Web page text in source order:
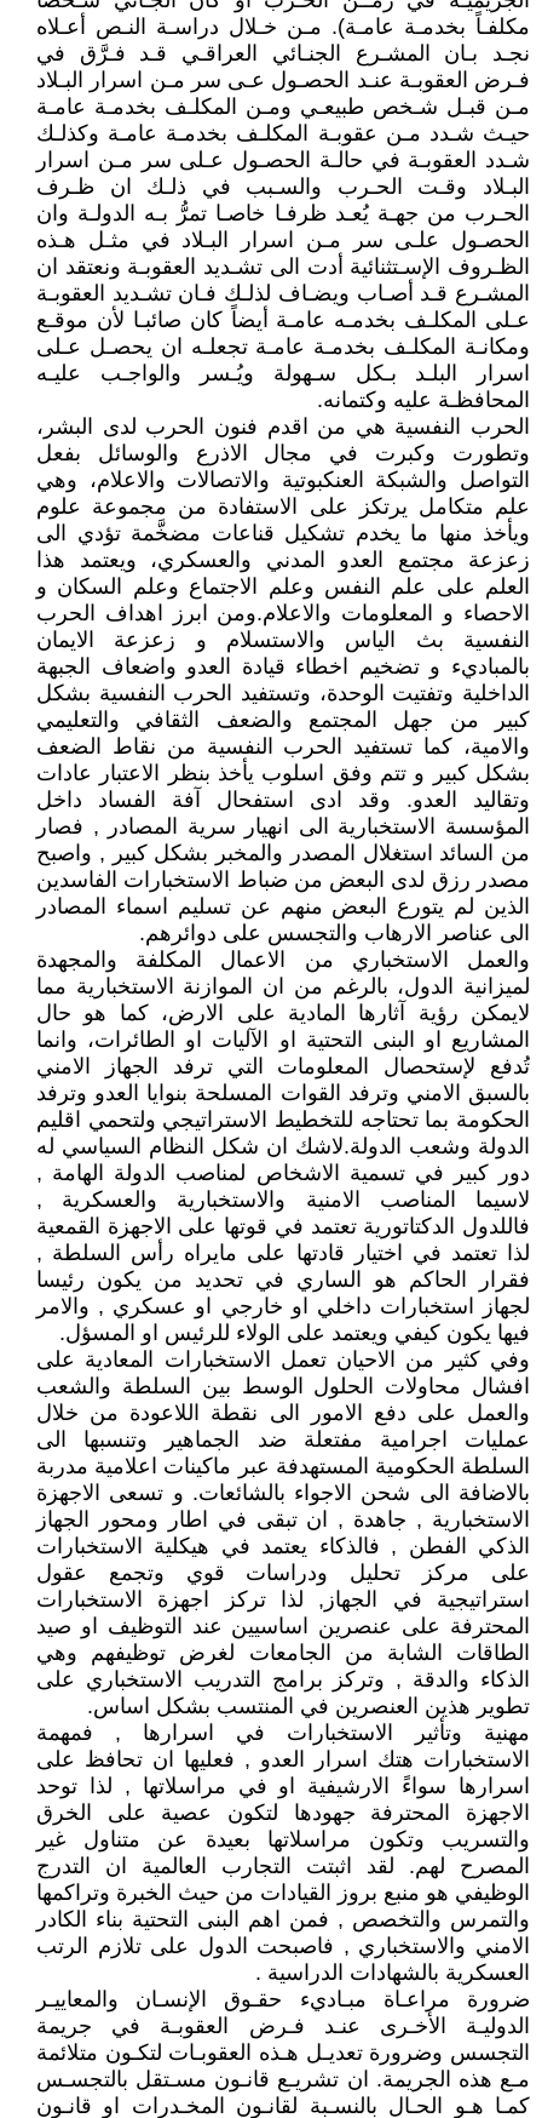
مكلفـاً بخدمـة عامـة). مـن خـلال دراسـة النـص أعـلاه
نجـد بـان المشـرع الجنـائي العراقـي قـد فـرَّق في
فـرض العقوبـة عنـد الحصـول عـى سر مـن اسرار البـلاد
مـن قبـل شـخص طبيعـي ومـن المكلـف بخدمـة عامـة
حيـث شـدد مـن عقوبـة المكلـف بخدمـة عامـة وكذلـك
شـدد العقوبـة في حالـة الحصـول عـلى سر مـن اسرار
البـلاد وقـت الحـرب والسـبب في ذلـك ان ظـرف
الحـرب من جهـة يُعـد ظرفـا خاصـا تمرُّ بـه الدولـة وان
الحصـول علـى سر مـن اسرار البـلاد في مثـل هـذه
الظـروف الإسـتثنائية أدت الى تشـديد العقوبـة ونعتقد ان
المشـرع قـد أصـاب ويضـاف لذلـك فـان تشـديد العقوبـة
عـلى المكلـف بخدمـه عامـة أيضاً كان صائبـا لأن موقـع
ومكانـة المكلـف بخدمـة عامـة تجعلـه ان يحصـل عـلى
اسرار البلـد بـكل سـهولة ويُـسر والواجـب عليـه
المحافظـة عليه وكتمانه.
الحرب النفسية هي من اقدم فنون الحرب لدى البشر،
وتطورت وكبرت في مجال الاذرع والوسائل بفعل
التواصل والشبكة العنكبوتية والاتصالات والاعلام، وهي
علم متكامل يرتكز على الاستفادة من مجموعة علوم
ويأخذ منها ما يخدم تشكيل قناعات مضخَّمة تؤدي الى
زعزعة مجتمع العدو المدني والعسكري، ويعتمد هذا
العلم على علم النفس وعلم الاجتماع وعلم السكان و
الاحصاء و المعلومات والاعلام.ومن ابرز اهداف الحرب
النفسية بث الياس والاستسلام و زعزعة الايمان
بالمباديء و تضخيم اخطاء قيادة العدو واضعاف الجبهة
الداخلية وتفتيت الوحدة، وتستفيد الحرب النفسية بشكل
كبير من جهل المجتمع والضعف الثقافي والتعليمي
والامية، كما تستفيد الحرب النفسية من نقاط الضعف
بشكل كبير و تتم وفق اسلوب يأخذ بنظر الاعتبار عادات
وتقاليد العدو. وقد ادى استفحال آفة الفساد داخل
المؤسسة الاستخبارية الى انهيار سرية المصادر , فصار
من السائد استغلال المصدر والمخبر بشكل كبير , واصبح
مصدر رزق لدى البعض من ضباط الاستخبارات الفاسدين
الذين لم يتورع البعض منهم عن تسليم اسماء المصادر
الى عناصر الارهاب والتجسس على دوائرهم.
والعمل الاستخباري من الاعمال المكلفة والمجهدة
لميزانية الدول، بالرغم من ان الموازنة الاستخبارية مما
لايمكن رؤية آثارها المادية على الارض، كما هو حال
المشاريع او البنى التحتية او الآليات او الطائرات، وانما
تُدفع لإستحصال المعلومات التي ترفد الجهاز الامني
بالسبق الامني وترفد القوات المسلحة بنوايا العدو وترفد
الحكومة بما تحتاجه للتخطيط الاستراتيجي ولتحمي اقليم
الدولة وشعب الدولة.لاشك ان شكل النظام السياسي له
دور كبير في تسمية الاشخاص لمناصب الدولة الهامة ,
لاسيما المناصب الامنية والاستخبارية والعسكرية ,
فاللدول الدكتاتورية تعتمد في قوتها على الاجهزة القمعية
لذا تعتمد في اختيار قادتها على مايراه رأس السلطة ,
فقرار الحاكم هو الساري في تحديد من يكون رئيسا
لجهاز استخبارات داخلي او خارجي او عسكري , والامر
فيها يكون كيفي ويعتمد على الولاء للرئيس او المسؤل.
وفي كثير من الاحيان تعمل الاستخبارات المعادية على
افشال محاولات الحلول الوسط بين السلطة والشعب
والعمل على دفع الامور الى نقطة اللاعودة من خلال
عمليات اجرامية مفتعلة ضد الجماهير وتنسبها الى
السلطة الحكومية المستهدفة عبر ماكينات اعلامية مدربة
بالاضافة الى شحن الاجواء بالشائعات. و تسعى الاجهزة
الاستخبارية , جاهدة , ان تبقى في اطار ومحور الجهاز
الذكي الفطن , فالذكاء يعتمد في هيكلية الاستخبارات
على مركز تحليل ودراسات قوي وتجمع عقول
استراتيجية في الجهاز, لذا تركز اجهزة الاستخبارات
المحترفة على عنصرين اساسيين عند التوظيف او صيد
الطاقات الشابة من الجامعات لغرض توظيفهم وهي
الذكاء والدقة , وتركز برامج التدريب الاستخباري على
تطوير هذين العنصرين في المنتسب بشكل اساس.
مهنية وتأثير الاستخبارات في اسرارها , فمهمة
الاستخبارات هتك اسرار العدو , فعليها ان تحافظ على
اسرارها سواءً الارشيفية او في مراسلاتها , لذا توحد
الاجهزة المحترفة جهودها لتكون عصية على الخرق
والتسريب وتكون مراسلاتها بعيدة عن متناول غير
المصرح لهم. لقد اثبتت التجارب العالمية ان التدرج
الوظيفي هو منبع بروز القيادات من حيث الخبرة وتراكمها
والتمرس والتخصص , فمن اهم البنى التحتية بناء الكادر
الامني والاستخباري , فاصبحت الدول على تلازم الرتب
العسكرية بالشهادات الدراسية .
ضرورة مراعـاة مبـاديء حقـوق الإنسـان والمعاييـر
الدوليـة الأخـرى عنـد فـرض العقوبـة في جريمة
التجسس وضرورة تعديـل هـذه العقوبـات لتكـون متلائمة
مـع هذه الجريمة. ان تشريـع قانـون مسـتقل بالتجسـس
كمـا هـو الحـال بالنسـبة لقانـون المخـدرات او قانـون